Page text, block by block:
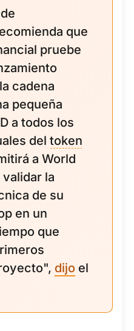
que
pruebe
cadena
pequeña
a todos los
del token
a World
la
de su
en un
que
dijo el